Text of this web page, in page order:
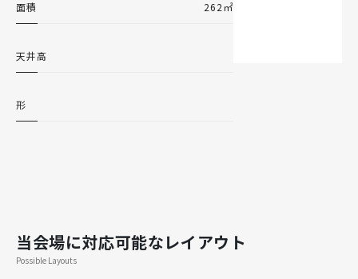
面積 262㎡
天井高
形
当会場に対応可能なレイアウト
Possible Layouts